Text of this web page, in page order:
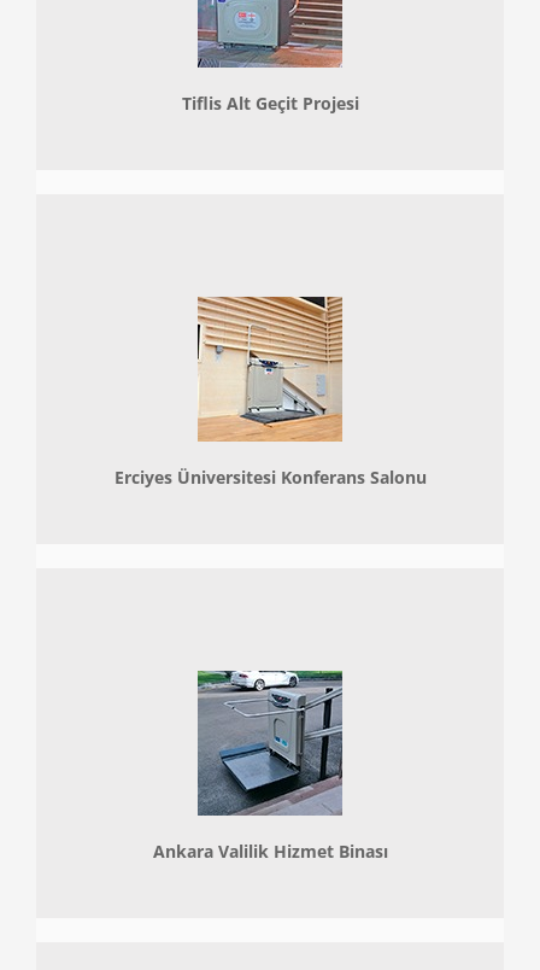
Tiflis Alt Geçit Projesi
Erciyes Üniversitesi Konferans Salonu
Ankara Valilik Hizmet Binası